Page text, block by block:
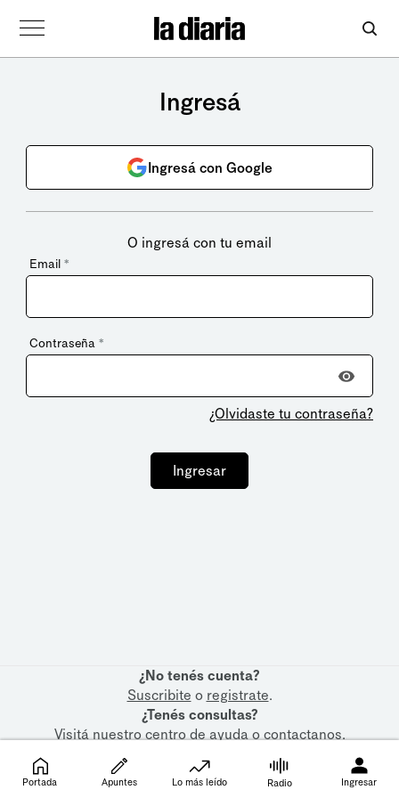
Ingresá
Ingresá con Google
O ingresá con tu email
Email *
Contraseña *
¿Olvidaste tu contraseña?
Ingresar
¿No tenés cuenta?
Suscribite o registrate.
¿Tenés consultas?
Visitá nuestrocentro de ayudaocontactanos.
Portada Apuntes Lo más leído Radio Ingresar